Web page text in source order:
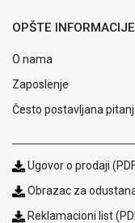
OPŠTE INFORMACIJE
O nama
Zaposlenje
Često postavljana
Ugovor o prodaji
Obrazac za
Reklamacioni list